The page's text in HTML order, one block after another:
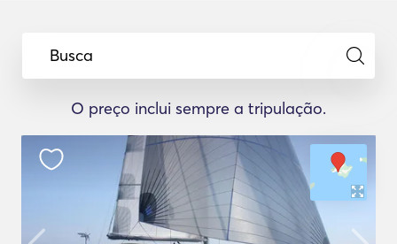
Busca
O preço inclui sempre a tripulação.